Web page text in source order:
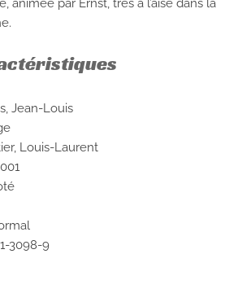
animée par Ernst, très à l’aise dans la
Jean-Louis
Louis-Laurent
3098-9